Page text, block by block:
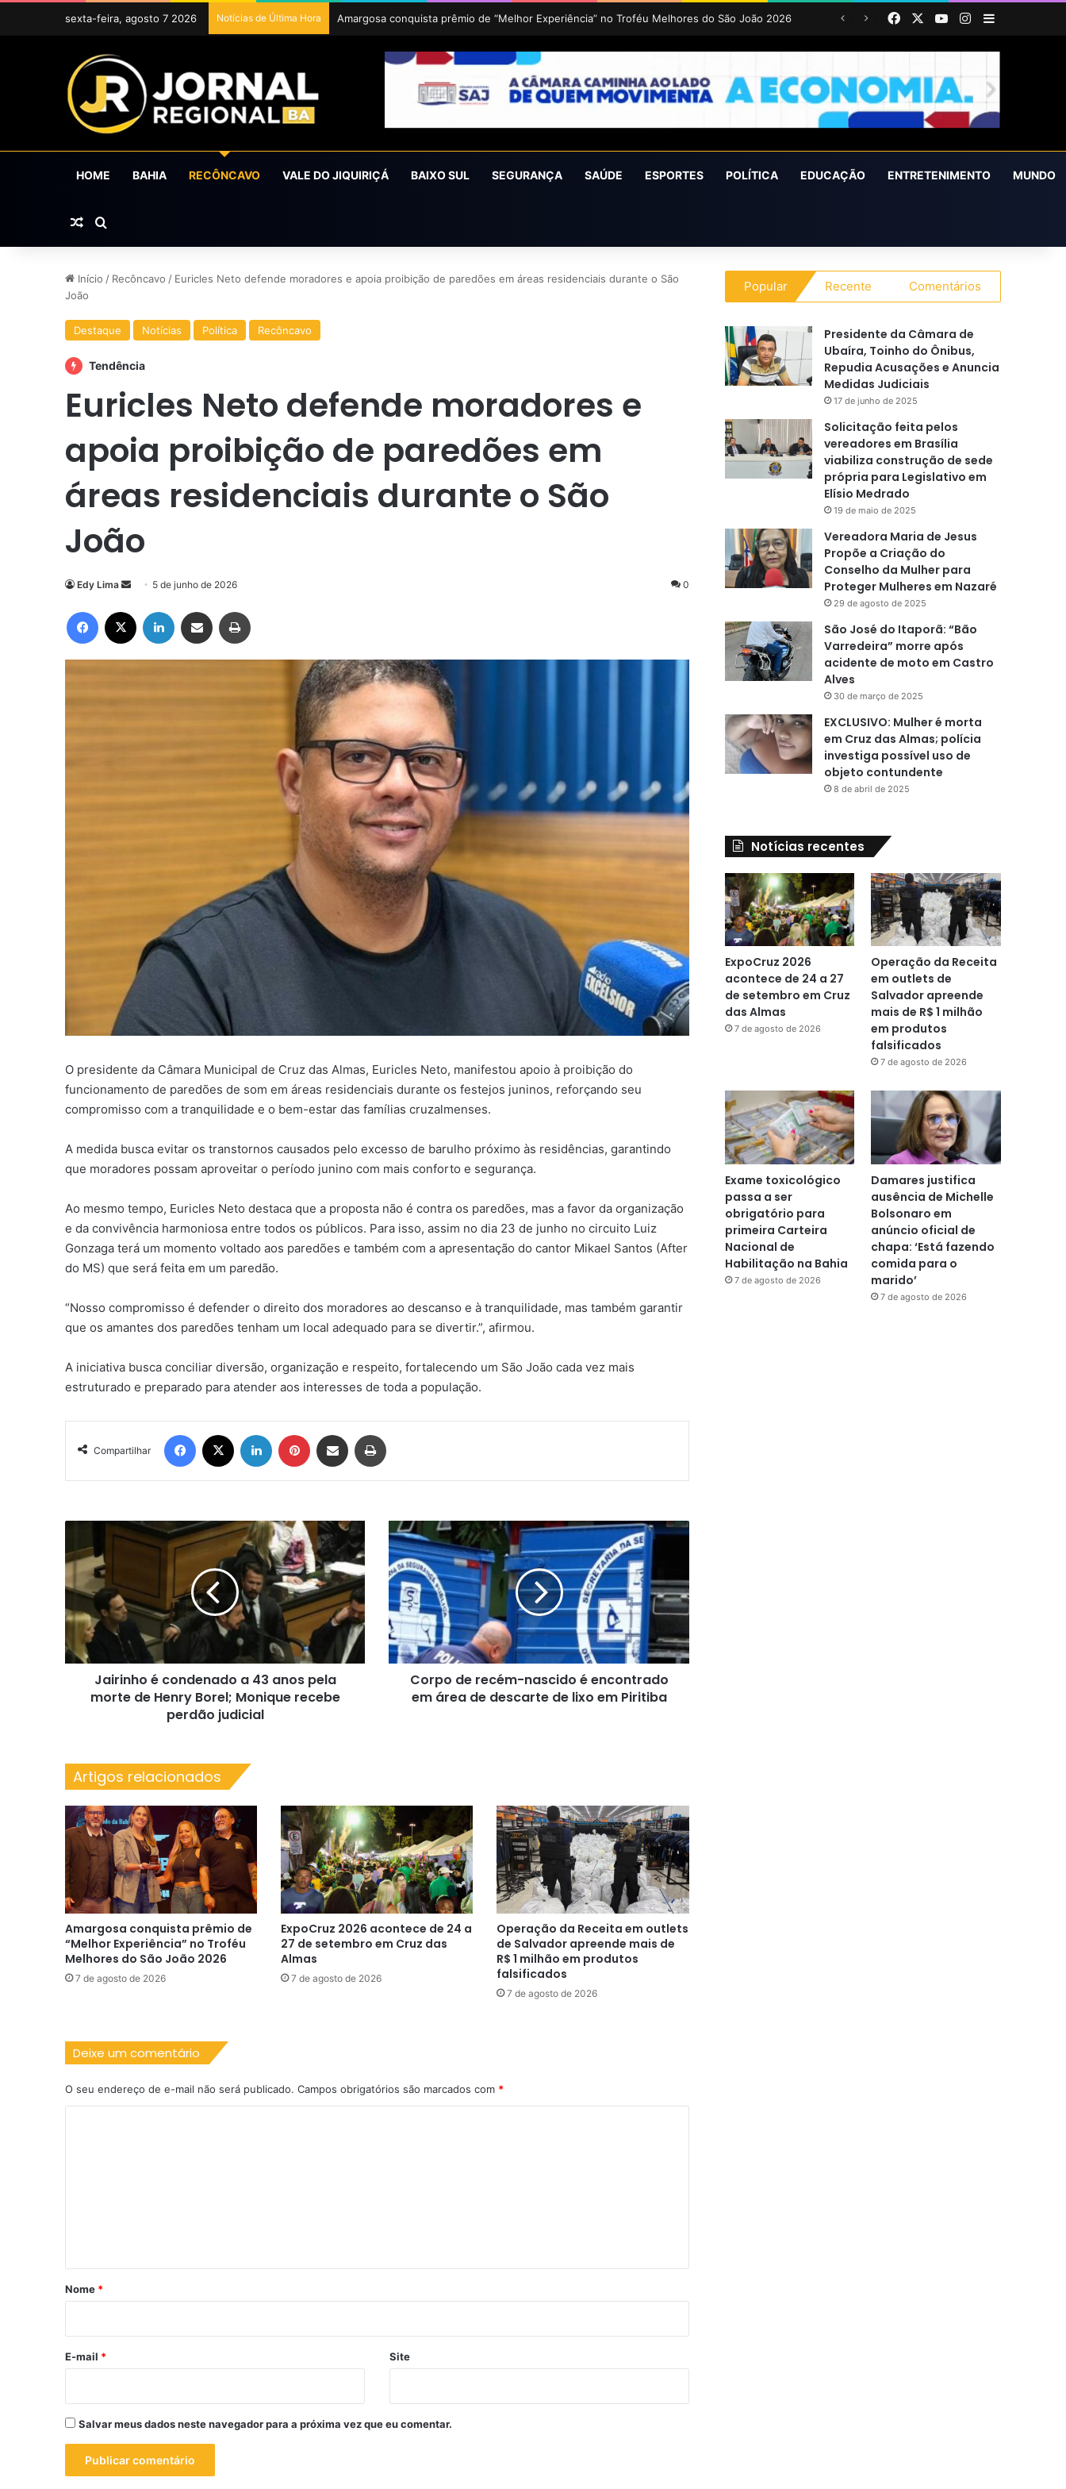
sexta-feira, agosto 7 2026 Notícias de Última Hora ExpoCruz 2026 acontece de 24 a 27 de setembro em Cruz das Almas FacebookYouTubeInstagram
Barra
HOME BAHIA RECÔNCAVO VALE DO JIQUIRIÇÁ BAIXO SUL SEGURANÇA SAÚDE ESPORTES POLÍTICA EDUCAÇÃO ENTRETENIMENTO MUNDO
Artigo aleatório
Procurar por
Início / Recôncavo / Euricles Neto defende moradores e apoia proibição de paredões em áreas residenciais durante o São
João
Destaque Notícias Política Recôncavo
Tendência
Euricles Neto defende moradores e
apoia proibição de paredões em
áreas residenciais durante o São
João
Edy Lima
Mande
e-
mail
5 de junho de 2026 0
Facebook Linkedin Compartilhar via e-mail
O presidente da Câmara Municipal de Cruz das Almas, Euricles Neto, manifestou apoio à proibição do
funcionamento de paredões de som em áreas residenciais durante os festejos juninos, reforçando seu
compromisso com a tranquilidade e o bem-estar das famílias cruzalmenses.
A medida busca evitar os transtornos causados pelo excesso de barulho próximo às residências, garantindo
que moradores possam aproveitar o período junino com mais conforto e segurança.
Ao mesmo tempo, Euricles Neto destaca que a proposta não é contra os paredões, mas a favor da organização
e da convivência harmoniosa entre todos os públicos. Para isso, assim no dia 23 de junho no circuito Luiz
Gonzaga terá um momento voltado aos paredões e também com a apresentação do cantor Mikael Santos (After
do MS) que será feita em um paredão.
“Nosso compromisso é defender o direito dos moradores ao descanso e à tranquilidade, mas também garantir
que os amantes dos paredões tenham um local adequado para se divertir.”, afirmou.
A iniciativa busca conciliar diversão, organização e respeito, fortalecendo um São João cada vez mais
estruturado e preparado para atender aos interesses de toda a população.
Compartilhar
Facebook Linkedin Pinterest Compartilhar via e-mail
condenado
43
anos
morte
de
Borel;
judicial
Jairinho é condenado a 43 anos pela
morte de Henry Borel; Monique recebe
perdão judicial
Corpo
de
recém-
nascido
encontrado
em
área
de
descarte
Corpo de recém-nascido é encontrado
em área de descarte de lixo em Piritiba
Artigos relacionados
Amargosa conquista prêmio de
“Melhor Experiência” no Troféu
Melhores do São João 2026
7 de agosto de 2026
ExpoCruz 2026 acontece de 24 a
27 de setembro em Cruz das
Almas
7 de agosto de 2026
Operação da Receita em outlets
de Salvador apreende mais de
R$ 1 milhão em produtos
falsificados
7 de agosto de 2026
Deixe um comentário
O seu endereço de e-mail não será publicado. Campos obrigatórios são marcados com *
r
*
Nome *
E-mail * Site
Salvar meus dados neste navegador para a próxima vez que eu comentar.
Popular Recente Comentários
Presidente da Câmara de
Ubaíra, Toinho do Ônibus,
Repudia Acusações e Anuncia
Medidas Judiciais
17 de junho de 2025
Solicitação feita pelos
vereadores em Brasília
viabiliza construção de sede
própria para Legislativo em
Elísio Medrado
19 de maio de 2025
Vereadora Maria de Jesus
Propõe a Criação do
Conselho da Mulher para
Proteger Mulheres em Nazaré
29 de agosto de 2025
São José do Itaporã: “Bão
Varredeira” morre após
acidente de moto em Castro
Alves
30 de março de 2025
EXCLUSIVO: Mulher é morta
em Cruz das Almas; polícia
investiga possível uso de
objeto contundente
8 de abril de 2025
Notícias recentes
ExpoCruz 2026
acontece de 24 a 27
de setembro em Cruz
das Almas
7 de agosto de 2026
Operação da Receita
em outlets de
Salvador apreende
mais de R$ 1 milhão
em produtos
falsificados
7 de agosto de 2026
Exame toxicológico
passa a ser
obrigatório para
primeira Carteira
Nacional de
Habilitação na Bahia
7 de agosto de 2026
Damares justifica
ausência de Michelle
Bolsonaro em
anúncio oficial de
chapa: ‘Está fazendo
comida para o
marido’
7 de agosto de 2026